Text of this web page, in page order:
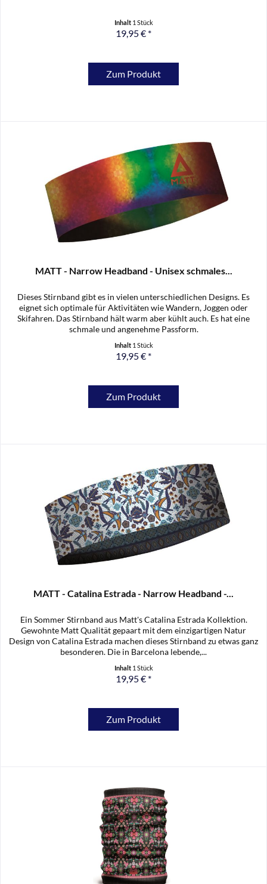
Inhalt 1 Stück
19,95 € *
Zum Produkt
MATT - Narrow Headband - Unisex schmales...
Dieses Stirnband gibt es in vielen unterschiedlichen Designs. Es
eignet sich optimale für Aktivitäten wie Wandern, Joggen oder
Skifahren. Das Stirnband hält warm aber kühlt auch. Es hat eine
schmale und angenehme Passform.
Inhalt 1 Stück
19,95 € *
Zum Produkt
MATT - Catalina Estrada - Narrow Headband -...
Ein Sommer Stirnband aus Matt's Catalina Estrada Kollektion.
Gewohnte Matt Qualität gepaart mit dem einzigartigen Natur
Design von Catalina Estrada machen dieses Stirnband zu etwas ganz
besonderen. Die in Barcelona lebende,...
Inhalt 1 Stück
19,95 € *
Zum Produkt